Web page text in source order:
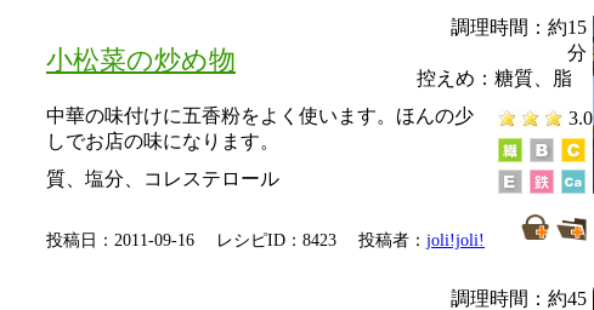
小松菜の炒め物
調理時間：約15
分
中華の味付けに五香粉をよく使います。ほんの少
しでお店の味になります。
3.0
控えめ： 糖質、脂
質、塩分、コレステロール
投稿日：2011-09-16 レシピID：8423 投稿者： joli!joli!
調理時間：約45